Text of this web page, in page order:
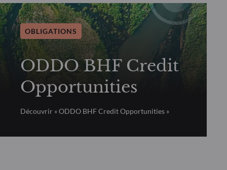
OBLIGATIONS
ODDO BHF Credit
Opportunities
Découvrir « ODDO BHF Credit Opportunities »